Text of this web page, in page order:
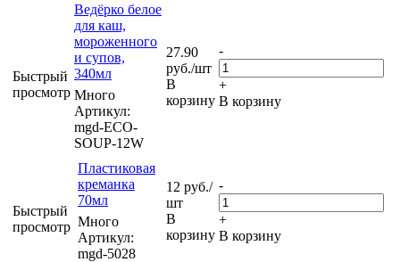
Быстрый
просмотр
Ведёрко белое
для каш,
мороженного
и супов,
340мл
Много
Артикул:
mgd-ECO-
SOUP-12W
27.90
руб./шт
В
корзину
-
+
В корзину
Быстрый
просмотр
Пластиковая
креманка
70мл
Много
Артикул:
mgd-5028
12 руб./
шт
В
корзину
-
+
В корзину